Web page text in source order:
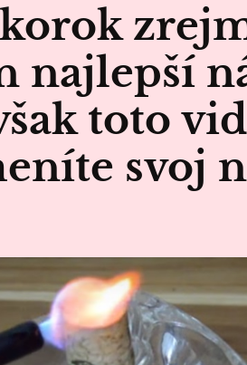
najlepší
toto
svoj